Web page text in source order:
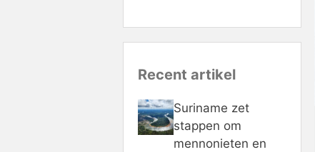
Recent artikel
Suriname zet
stappen om
mennonieten en